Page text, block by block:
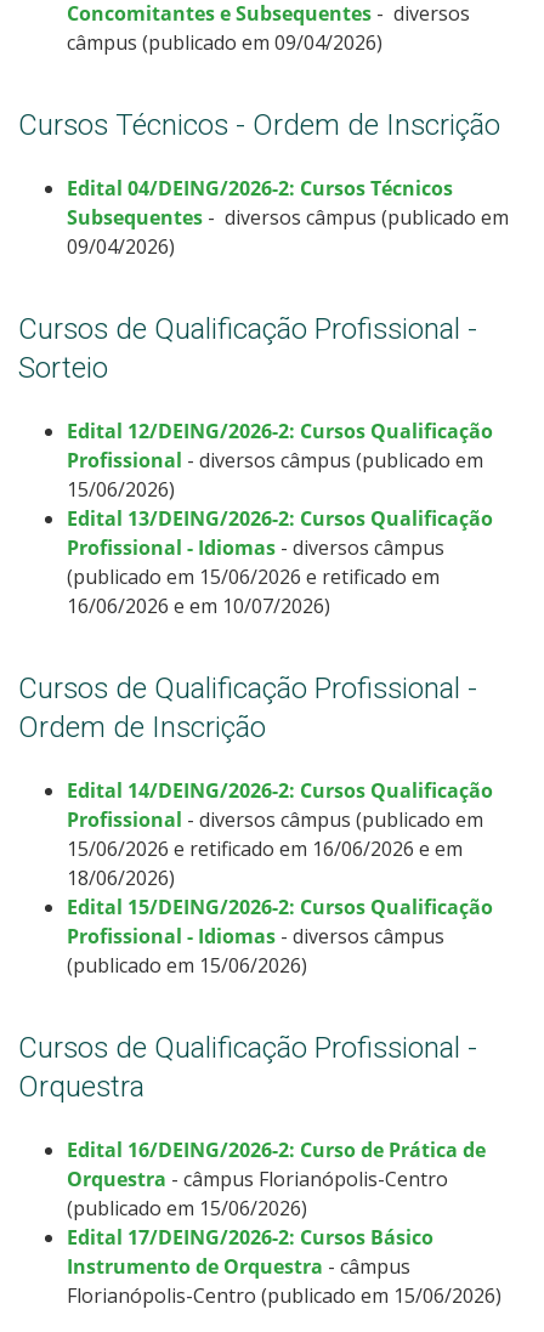
Concomitantes e Subsequentes - diversos
câmpus (publicado em 09/04/2026)
Cursos Técnicos - Ordem de Inscrição
Edital 04/DEING/2026-2: Cursos Técnicos
Subsequentes - diversos câmpus (publicado em
09/04/2026)
Cursos de Qualificação Profissional -
Sorteio
Edital 12/DEING/2026-2: Cursos Qualificação
Profissional - diversos câmpus (publicado em
15/06/2026)
Edital 13/DEING/2026-2: Cursos Qualificação
Profissional - Idiomas - diversos câmpus
(publicado em 15/06/2026 e retificado em
16/06/2026 e em 10/07/2026)
Cursos de Qualificação Profissional -
Ordem de Inscrição
Edital 14/DEING/2026-2: Cursos Qualificação
Profissional - diversos câmpus (publicado em
15/06/2026 e retificado em 16/06/2026 e em
18/06/2026)
Edital 15/DEING/2026-2: Cursos Qualificação
Profissional - Idiomas - diversos câmpus
(publicado em 15/06/2026)
Cursos de Qualificação Profissional -
Orquestra
Edital 16/DEING/2026-2: Curso de Prática de
Orquestra - câmpus Florianópolis-Centro
(publicado em 15/06/2026)
Edital 17/DEING/2026-2: Cursos Básico
Instrumento de Orquestra - câmpus
Florianópolis-Centro (publicado em 15/06/2026)